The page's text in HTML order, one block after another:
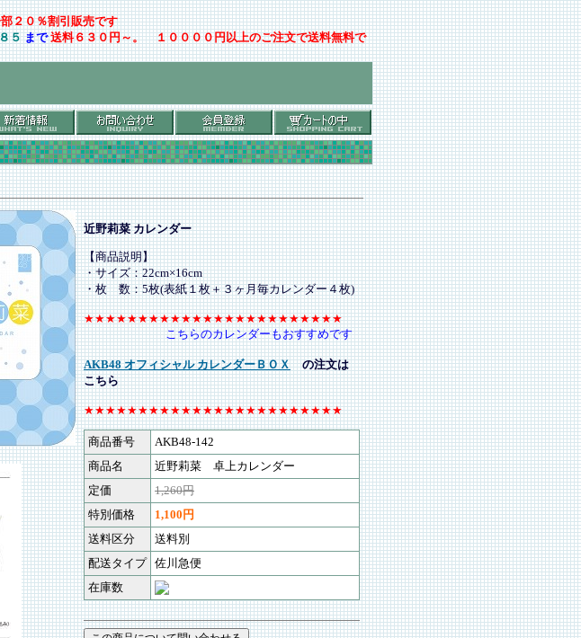
２０％割引販売です
５ まで送料６３０円～。 １００００円以上のご注文で送料無料で
近野莉菜 カレンダー
【商品説明】
・サイズ：22cm×16cm
・枚 数：5枚(表紙１枚＋３ヶ月毎カレンダー４枚)
★★★★★★★★★★★★★★★★★★★★★★★★
こちらのカレンダーもおすすめです
AKB48 オフィシャル カレンダーＢＯＸの注文は
こちら
★★★★★★★★★★★★★★★★★★★★★★★★
商品番号
AKB48-142
商品名
近野莉菜 卓上カレンダー
定価
1,260円
特別価格
1,100円
送料区分
送料別
配送タイプ 佐川急便
在庫数